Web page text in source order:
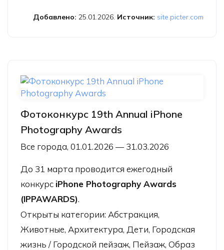
Добавлено: 25.01.2026. Источник: site.picter.com
Фотоконкурс 19th Annual iPhone
Photography Awards
Все города, 01.01.2026 — 31.03.2026
До 31 марта проводится ежегодный
конкурс iPhone Photography Awards
(IPPAWARDS).
Открыты категории: Абстракция,
Животные, Архитектура, Дети, Городская
жизнь / Городской пейзаж, Пейзаж, Образ